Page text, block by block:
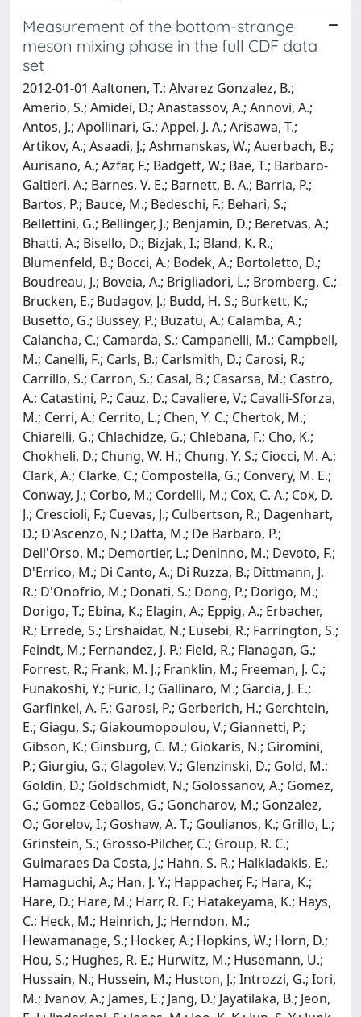
Measurement of the bottom-strange
meson mixing phase in the full CDF data
set
2012-01-01 Aaltonen, T.; Alvarez Gonzalez, B.;
Amerio, S.; Amidei, D.; Anastassov, A.; Annovi, A.;
Antos, J.; Apollinari, G.; Appel, J. A.; Arisawa, T.;
Artikov, A.; Asaadi, J.; Ashmanskas, W.; Auerbach, B.;
Aurisano, A.; Azfar, F.; Badgett, W.; Bae, T.; Barbaro-
Galtieri, A.; Barnes, V. E.; Barnett, B. A.; Barria, P.;
Bartos, P.; Bauce, M.; Bedeschi, F.; Behari, S.;
Bellettini, G.; Bellinger, J.; Benjamin, D.; Beretvas, A.;
Bhatti, A.; Bisello, D.; Bizjak, I.; Bland, K. R.;
Blumenfeld, B.; Bocci, A.; Bodek, A.; Bortoletto, D.;
Boudreau, J.; Boveia, A.; Brigliadori, L.; Bromberg, C.;
Brucken, E.; Budagov, J.; Budd, H. S.; Burkett, K.;
Busetto, G.; Bussey, P.; Buzatu, A.; Calamba, A.;
Calancha, C.; Camarda, S.; Campanelli, M.; Campbell,
M.; Canelli, F.; Carls, B.; Carlsmith, D.; Carosi, R.;
Carrillo, S.; Carron, S.; Casal, B.; Casarsa, M.; Castro,
A.; Catastini, P.; Cauz, D.; Cavaliere, V.; Cavalli-Sforza,
M.; Cerri, A.; Cerrito, L.; Chen, Y. C.; Chertok, M.;
Chiarelli, G.; Chlachidze, G.; Chlebana, F.; Cho, K.;
Chokheli, D.; Chung, W. H.; Chung, Y. S.; Ciocci, M. A.;
Clark, A.; Clarke, C.; Compostella, G.; Convery, M. E.;
Conway, J.; Corbo, M.; Cordelli, M.; Cox, C. A.; Cox, D.
J.; Crescioli, F.; Cuevas, J.; Culbertson, R.; Dagenhart,
D.; D'Ascenzo, N.; Datta, M.; De Barbaro, P.;
Dell'Orso, M.; Demortier, L.; Deninno, M.; Devoto, F.;
D'Errico, M.; Di Canto, A.; Di Ruzza, B.; Dittmann, J.
R.; D'Onofrio, M.; Donati, S.; Dong, P.; Dorigo, M.;
Dorigo, T.; Ebina, K.; Elagin, A.; Eppig, A.; Erbacher,
R.; Errede, S.; Ershaidat, N.; Eusebi, R.; Farrington, S.;
Feindt, M.; Fernandez, J. P.; Field, R.; Flanagan, G.;
Forrest, R.; Frank, M. J.; Franklin, M.; Freeman, J. C.;
Funakoshi, Y.; Furic, I.; Gallinaro, M.; Garcia, J. E.;
Garfinkel, A. F.; Garosi, P.; Gerberich, H.; Gerchtein,
E.; Giagu, S.; Giakoumopoulou, V.; Giannetti, P.;
Gibson, K.; Ginsburg, C. M.; Giokaris, N.; Giromini,
P.; Giurgiu, G.; Glagolev, V.; Glenzinski, D.; Gold, M.;
Goldin, D.; Goldschmidt, N.; Golossanov, A.; Gomez,
G.; Gomez-Ceballos, G.; Goncharov, M.; Gonzalez,
O.; Gorelov, I.; Goshaw, A. T.; Goulianos, K.; Grillo, L.;
Grinstein, S.; Grosso-Pilcher, C.; Group, R. C.;
Guimaraes Da Costa, J.; Hahn, S. R.; Halkiadakis, E.;
Hamaguchi, A.; Han, J. Y.; Happacher, F.; Hara, K.;
Hare, D.; Hare, M.; Harr, R. F.; Hatakeyama, K.; Hays,
C.; Heck, M.; Heinrich, J.; Herndon, M.;
Hewamanage, S.; Hocker, A.; Hopkins, W.; Horn, D.;
Hou, S.; Hughes, R. E.; Hurwitz, M.; Husemann, U.;
Hussain, N.; Hussein, M.; Huston, J.; Introzzi, G.; Iori,
M.; Ivanov, A.; James, E.; Jang, D.; Jayatilaka, B.; Jeon,